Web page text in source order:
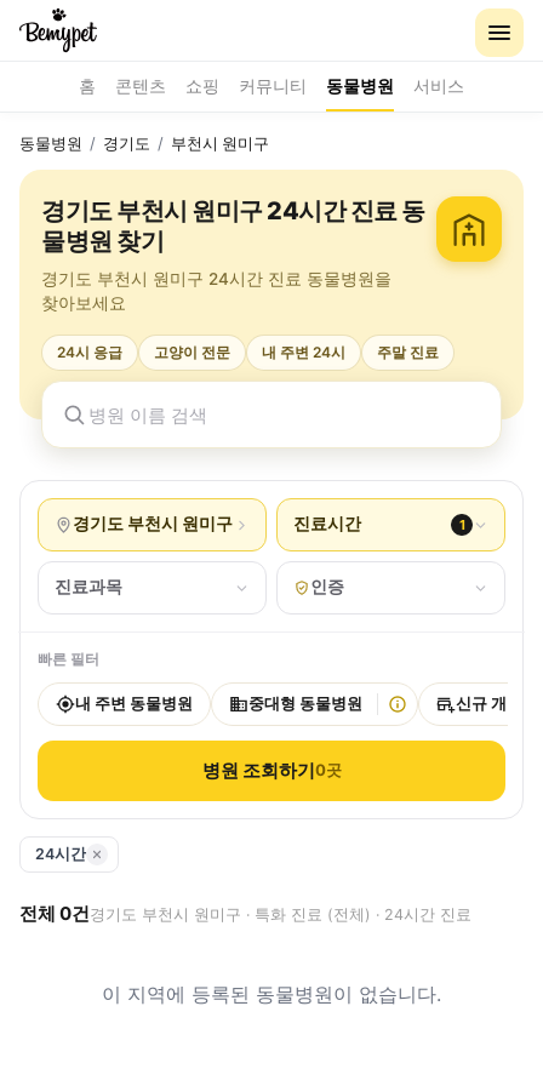
홈 콘텐츠 쇼핑 커뮤니티 동물병원 서비스
동물병원 / 경기도 / 부천시 원미구
경기도 부천시 원미구 24시간 진료 동
물병원 찾기
경기도 부천시 원미구 24시간 진료 동물병원을
찾아보세요
24시 응급 고양이 전문 내 주변 24시 주말 진료
경기도 부천시 원미구 진료시간 1
진료과목 인증
빠른 필터
내 주변 동물병원 중대형 동물병원 신규 개원
병원 조회하기0곳
24시간
전체 0건경기도 부천시 원미구 · 특화 진료 (전체) · 24시간 진료
이 지역에 등록된 동물병원이 없습니다.